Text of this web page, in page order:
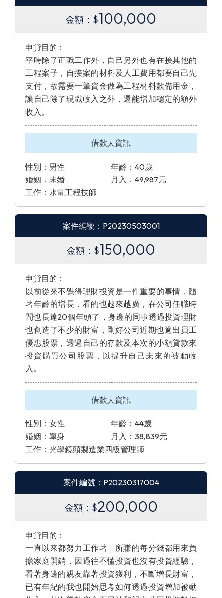
金額：$100,000
申貸目的：
平時除了正職工作外，自己另外也有在接其他的
工程案子，自接案的材料及人工費用都要自己先
支付，故需要一筆資金做為工程材料款備用金，
讓自己除了現職收入之外，還能增加穩定的額外
收入。
借款人資訊
性別：男性
年齡：40歲
婚姻：未婚
月入：49,987元
工作：水電工程技師
案件編號：P20230503001
金額：$150,000
申貸目的：
以前從來不覺得理財投資是一件重要的事情，隨
著年齡的增長，看的也越來越廣，在公司任職時
間也長達20個年頭了，身邊的同事透過投資理財
也創造了不少的財富，剛好公司近期也適出員工
優惠股票，透過自己的存款及本次的小額貸款來
投資購買公司股票，以提升自己未來的被動收
入。
借款人資訊
性別：女性
年齡：44歲
婚姻：單身
月入：38,839元
工作：光學鏡頭製造業四級管理師
案件編號：P20230317004
金額：$200,000
申貸目的：
一直以來都努力工作著，所賺的每分錢都用來負
擔家庭開銷，因過往不懂投資也沒有投資經驗，
看著身邊的親友靠著投資獲利，不斷增長財富，
已有年紀的我也開始思考如何透過投資增加被動